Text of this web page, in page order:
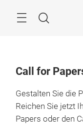
Suche
Call for
Gestalten Sie die
Reichen Sie jetzt
Papers oder den